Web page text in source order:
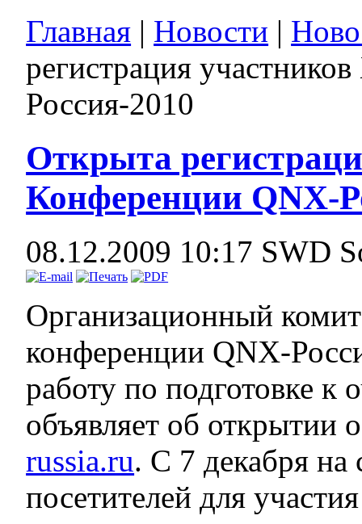
Главная | Новости |
регистрация
Россия-2010
Открыта
Конференции QNX-
08.12.2009 10:17 SWD
Организационный
конференции QNX-
работу по подготовке
объявляет об открытии
russia.ru. С 7 декабря на
посетителей для